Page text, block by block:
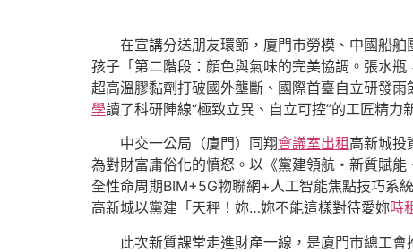
在宣講分送朋友環節，廈門市勞模、中國船舶
孩子「第二階段：顏色與氣味的完美協調。張水
超高溫膠黏劑打破國外壟斷、國際首臺自立研發
學讀了科研陣線“極致立異、自立可控”的工匠精力
中交一公局（廈門）同翔會議室出租 高新城投
為對財富庸俗化的憤怒。以《黨建領航・新質賦
全性命周期BIM+5G物聯網+人工智能焦點技巧系
高新城以黨建「天秤！妳…妳不能這樣對待愛妳時
此次新質課堂走進財產一線，是廈門市總工